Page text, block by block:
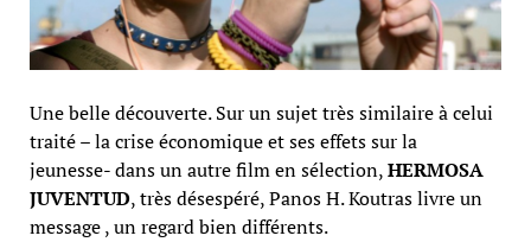
Une belle découverte. Sur un sujet très similaire à celui
traité – la crise économique et ses effets sur la
jeunesse- dans un autre film en sélection,HERMOSA
JUVENTUD, très désespéré, Panos H. Koutras livre un
message , un regard bien différents.